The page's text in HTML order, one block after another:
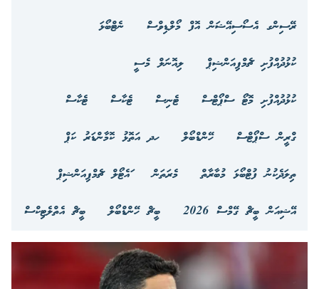
ރޭސިންގ އެސޯސިއޭޝަން އޮފް މޯލްޑިވްސް
ނެޓްބޯޅަ
ކުޅުދުއްފުށި ޗެމްޕިއަންޝިޕް
ލިއޮނަލް މެސީ
ކުޅުދުއްފުށި މޮޓޯ ސްޕޯޓްސް
ޓެނިސް ޓެކާސް
ޓެކާސް
ގްރީން ސްޕޯޓްސް
ހޭންޑްބޯލް
ހދ އަތޮޅު ކޮމާންޑަރު ކަޕް
ތިލަދެކުނު ފުޓްބޯޅަ މުބާރާތް
މެރަތަން
ައެޓޯލް ޗެމްޕިއަންޝިޕް
އޭޝިއަން ބީޗް ގޭމްސް 2026
ބީޗް ހޭންޑްބޯލް ބީޗް އެތްލެޓިކްސް